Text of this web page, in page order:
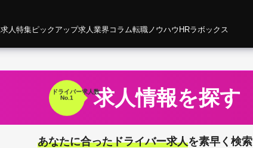
求人特集ピックアップ求人業界コラム転職ノウハウ HRラボックス
ドライバー求人数
No.1
求人情報を探す
あなたに合ったドライバー求人を素早く検索